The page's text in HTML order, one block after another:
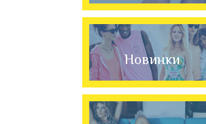
Новинки